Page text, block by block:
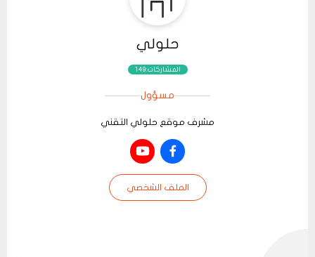
حلولي
المشاركات:149
مسؤول
مشرف موقع حلولي التقني
الملف الشخصي